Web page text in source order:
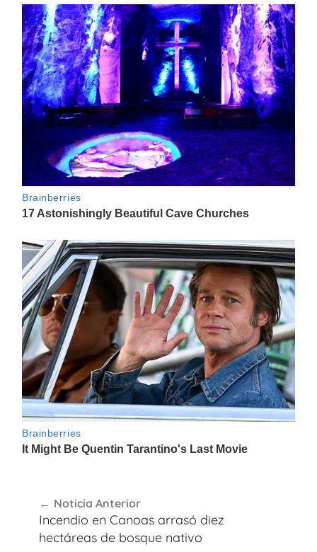
de
entradas
Noticia Anterior
Incendio en Canoas arrasó diez
hectáreas de bosque nativo